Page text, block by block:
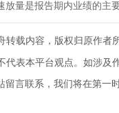
放量是报告期内业绩的主
转载内容，版权归原作者
代表本平台观点。如涉及
留言联系，我们将在第一